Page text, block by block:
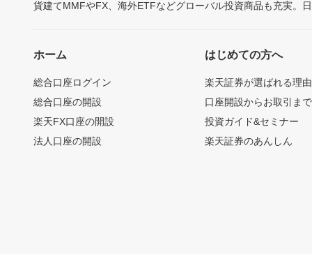
貨建てMMFやFX、海外ETFなどグローバル投資商品も充実。
ホーム
総合口座ログイン
総合口座の開設
楽天FX口座の開設
法人口座の開設
はじめての方へ
楽天証券が選ばれる理由
口座開設からお取引ま
投資ガイド&セミナー
楽天証券のあんしん